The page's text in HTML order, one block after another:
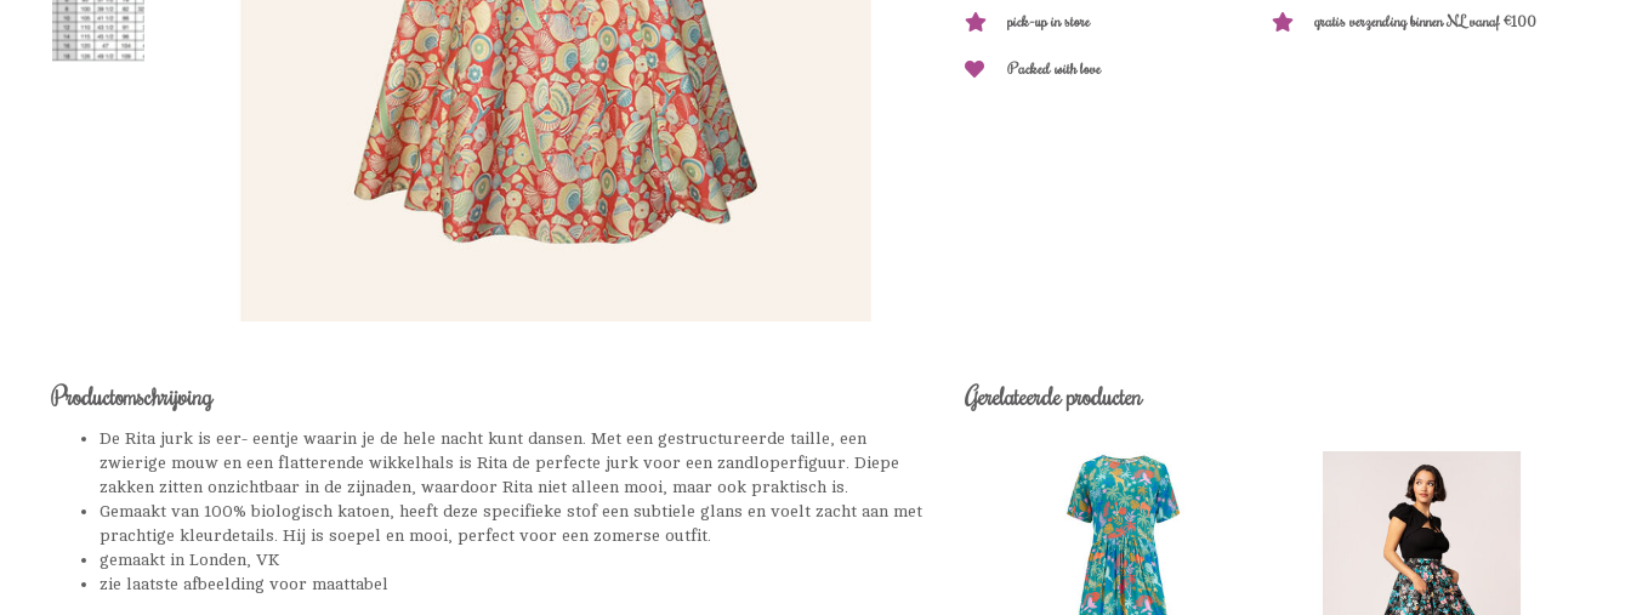
pick-up in store gratis verzending binnen NL vanaf €100
Packed with love
Productomschrijving
De Rita jurk is eer- eentje waarin je de hele nacht kunt dansen. Met een gestructureerde taille, een
zwierige mouw en een flatterende wikkelhals is Rita de perfecte jurk voor een zandloperfiguur. Diepe
zakken zitten onzichtbaar in de zijnaden, waardoor Rita niet alleen mooi, maar ook praktisch is.
Gemaakt van 100% biologisch katoen, heeft deze specifieke stof een subtiele glans en voelt zacht aan met
prachtige kleurdetails. Hij is soepel en mooi, perfect voor een zomerse outfit.
gemaakt in Londen, VK
zie laatste afbeelding voor maattabel
Gerelateerde producten